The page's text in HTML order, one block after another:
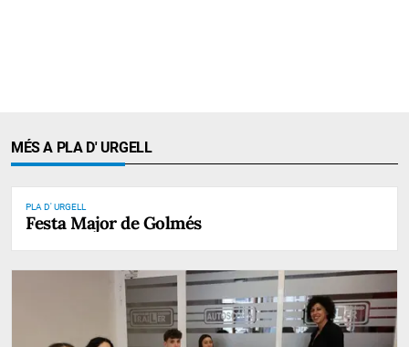
MÉS A PLA D' URGELL
PLA D' URGELL
Festa Major de Golmés